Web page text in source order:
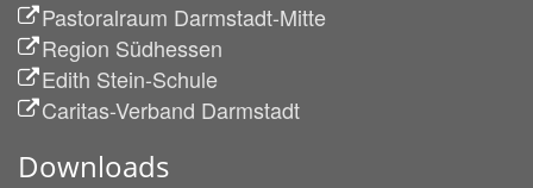
Pastoralraum Darmstadt-Mitte
Region Südhessen
Edith Stein-Schule
Caritas-Verband Darmstadt
Downloads